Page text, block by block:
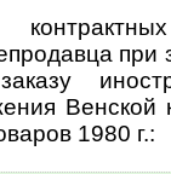
при
1980 г.: